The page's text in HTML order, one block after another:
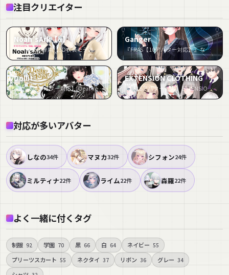
注目クリエイター
Noah’sArk【α】
『「舞夜」専用【3D衣装モデル】公立高校制服 / 私立高校制服』など12件
Ganger
『FRAS【10アバター対応】』など4件
Dollit
『👝 【14アバター対応】 Dear Velour 💄』など3件
EXTENSION CLOTHING
『【16アバター対応】EXTENSION ACADEMY WINTER UNIFORM』など3件
対応が多いアバター
しなの34件 マヌカ32件 シフォン24件
ミルティナ22件 ライム22件 森羅22件
よく一緒に付くタグ
制服 92 学園 70 黒 66 白 64 ネイビー 55
プリーツスカート 55 ネクタイ 37 リボン 36 グレー 34